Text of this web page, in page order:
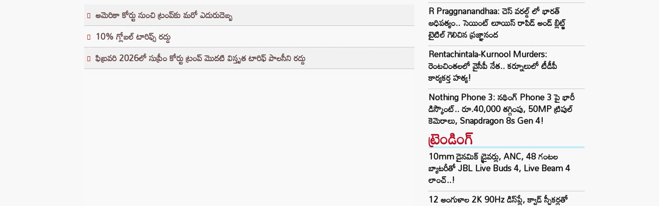
అమెరికా కోర్టు నుంచి ట్రంప్‌కు మరో ఎదురుదెబ్బ
10% గ్లోబల్ టారిఫ్స్ రద్దు
ఫిబ్రవరి 2026లో సుప్రీం కోర్టు ట్రంప్ మొదటి విస్తృత టారిఫ్ పాలసీని రద్దు
R Praggnanandhaa: చెస్ వరల్డ్ లో భారత్
ఆధిపత్యం.. సెయింట్ లూయిస్ రాపిడ్ అండ్ బ్లిట్జ్
టైటిల్ గెలిచిన ప్రజ్ఞానంద
Rentachintala-Kurnool Murders:
రెంటచింతలలో వైసీపీ నేత.. కర్నూలులో టీడీపీ
కార్యకర్త హత్య!
Nothing Phone 3: నథింగ్ Phone 3 పై భారీ
డిస్కౌంట్.. రూ.40,000 తగ్గింపు, 50MP ట్రిపుల్
కెమెరాలు, Snapdragon 8s Gen 4!
ట్రెండింగ్‌
10mm డైనమిక్ డ్రైవర్లు, ANC, 48 గంటల
బ్యాటరీతో JBL Live Buds 4, Live Beam 4
లాంచ్..!
12 అంగుళాల 2K 90Hz డిస్‌ప్లే, క్వాడ్ స్పీకర్లతో